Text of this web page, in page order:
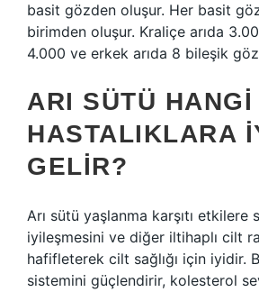
basit gözden oluşur. Her basit
birimden oluşur. Kraliçe arıda
4.000 ve erkek arıda 8 bileşik göz
ARI SÜTÜ HANGI
HASTALIKLARA
GELIR?
Arı sütü yaşlanma karşıtı etkilere
iyileşmesini ve diğer iltihaplı cilt
hafifleterek cilt sağlığı için iyidir.
sistemini güçlendirir, kolesterol